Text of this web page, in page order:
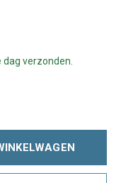
verzonden.